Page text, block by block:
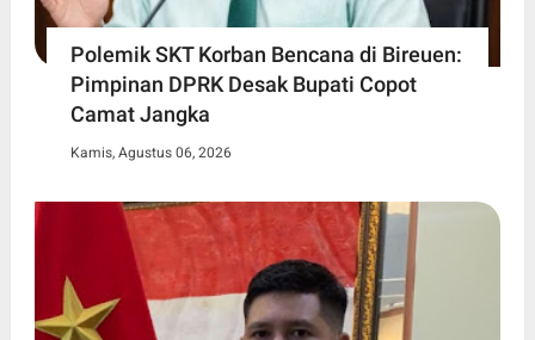
Polemik SKT Korban Bencana di Bireuen:
Pimpinan DPRK Desak Bupati Copot
Camat Jangka
Kamis, Agustus 06, 2026